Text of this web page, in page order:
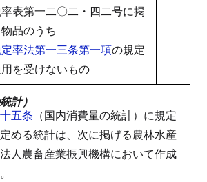
表第一二〇二・四二号に掲
品のうち
率法第一三条第一項の規定
を受けないもの
計）
五条 （国内消費量の統計）に規定
める統計は、次に掲げる農林水産
人農畜産業振興機構において作成